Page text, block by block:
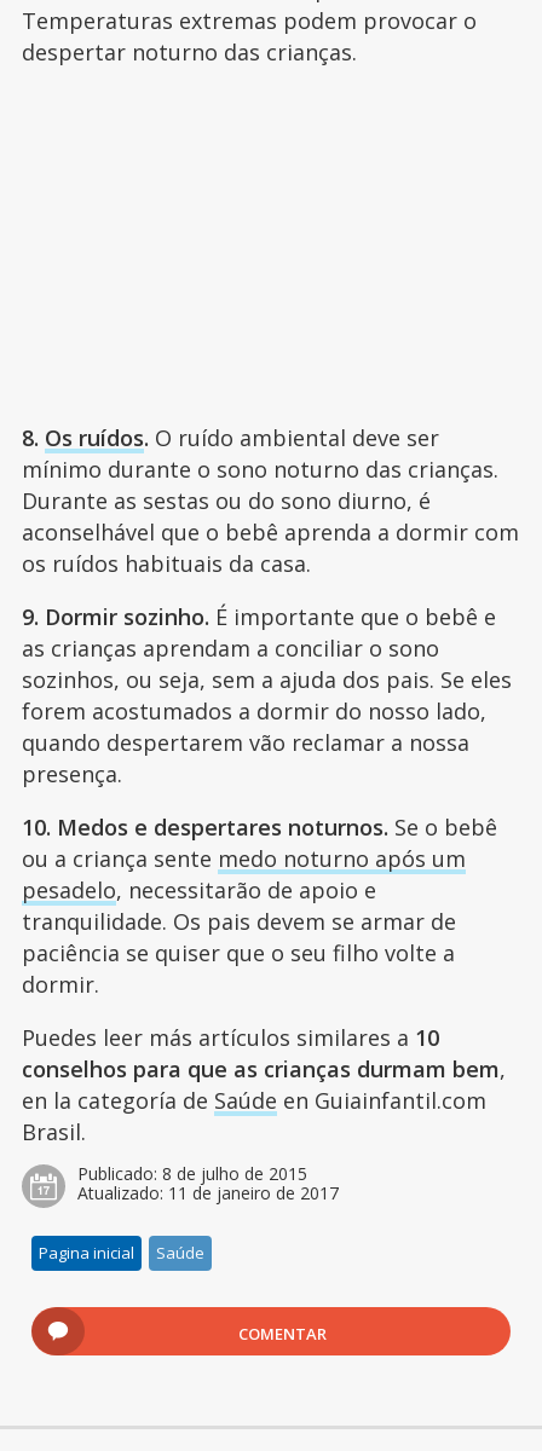
Temperaturas extremas podem provocar o
despertar noturno das crianças.
8. Os ruídos. O ruído ambiental deve ser
mínimo durante o sono noturno das crianças.
Durante as sestas ou do sono diurno, é
aconselhável que o bebê aprenda a dormir com
os ruídos habituais da casa.
9. Dormir sozinho. É importante que o bebê e
as crianças aprendam a conciliar o sono
sozinhos, ou seja, sem a ajuda dos pais. Se eles
forem acostumados a dormir do nosso lado,
quando despertarem vão reclamar a nossa
presença.
10. Medos e despertares noturnos. Se o bebê
ou a criança sente medo noturno após um
pesadelo, necessitarão de apoio e
tranquilidade. Os pais devem se armar de
paciência se quiser que o seu filho volte a
dormir.
Puedes leer más artículos similares a 10
conselhos para que as crianças durmam bem,
en la categoría de Saúde en Guiainfantil.com
Brasil.
Publicado: 8 de julho de 2015
Atualizado: 11 de janeiro de 2017
Pagina inicial Saúde
COMENTAR